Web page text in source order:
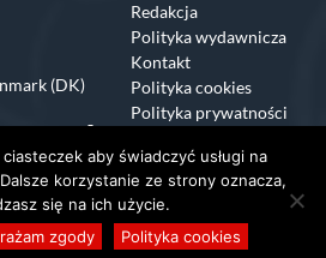
(DK)
Redakcja
Polityka wydawnicza
Kontakt
Polityka cookies
Polityka prywatności
X Instagram
TikTok
Siatkówki All rights reserved
aby świadczyć usługi na
korzystanie ze strony oznacza,
się na ich użycie.
zgody Polityka cookies